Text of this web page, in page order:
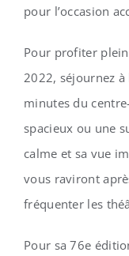
pour l’occasion
Pour profiter
2022, séjournez
minutes du
spacieux ou une
calme et sa vue
vous raviront
fréquenter les
Pour sa 76e